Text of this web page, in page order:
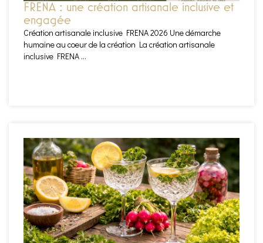
FRENA : une création artisanale inclusive et
engagée
Création artisanale inclusive FRENA 2026 Une démarche
humaine au coeur de la création La création artisanale
inclusive FRENA ...